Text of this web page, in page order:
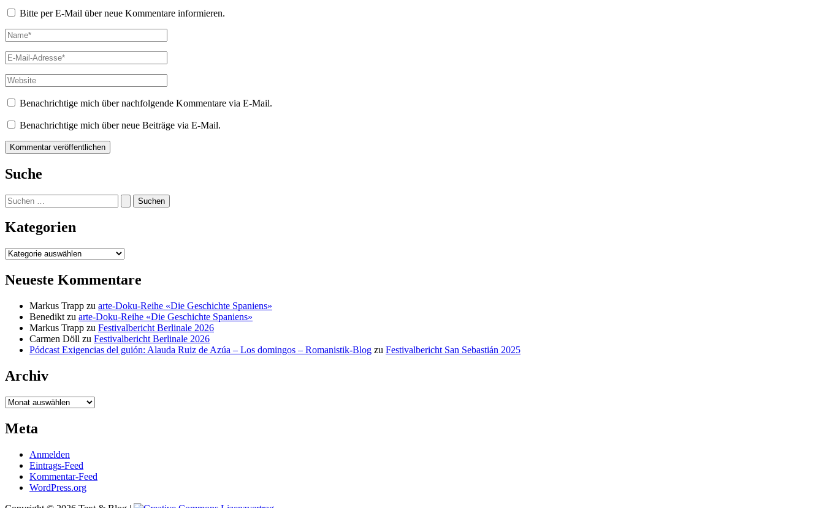
Bitte per E-Mail über neue Kommentare informieren.
Name*
E-
Mail-
Adresse*
Website
Benachrichtige mich über nachfolgende Kommentare via E-Mail.
Benachrichtige mich über neue Beiträge via E-Mail.
Suche
Suchen
nach:
Kategorien
Kategorien
Neueste Kommentare
Markus Trapp zu arte-Doku-Reihe «Die Geschichte Spaniens»
Benedikt zu arte-Doku-Reihe «Die Geschichte Spaniens»
Markus Trapp zu Festivalbericht Berlinale 2026
Carmen Döll zu Festivalbericht Berlinale 2026
Pódcast Exigencias del guión: Alauda Ruiz de Azúa – Los domingos – Romanistik-Blog zu Festivalbericht San Sebastián 2025
Archiv
Archiv
Meta
Anmelden
Eintrags-Feed
Kommentar-Feed
WordPress.org